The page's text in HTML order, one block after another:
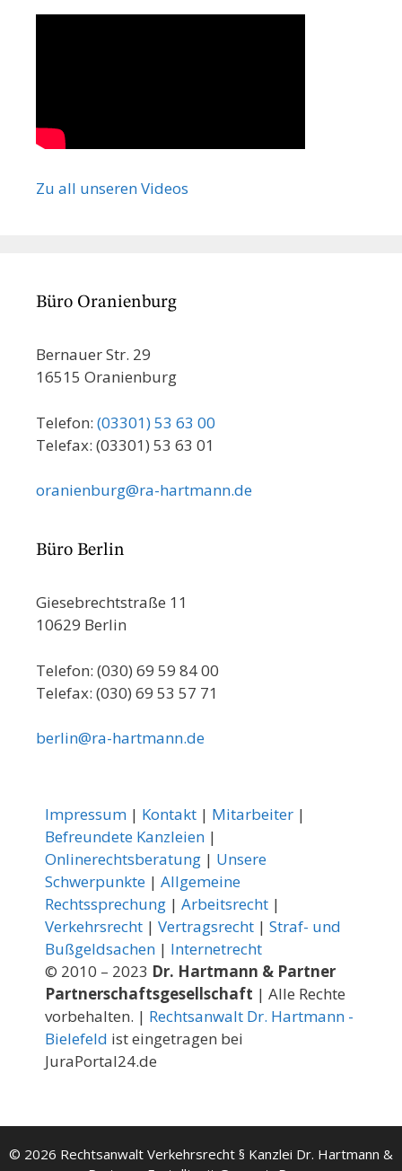
Zu all unseren Videos
Büro Oranienburg
Bernauer Str. 29
16515 Oranienburg
Telefon: (03301) 53 63 00
Telefax: (03301) 53 63 01
oranienburg@ra-hartmann.de
Büro Berlin
Giesebrechtstraße 11
10629 Berlin
Telefon: (030) 69 59 84 00
Telefax: (030) 69 53 57 71
berlin@ra-hartmann.de
Impressum | Kontakt | Mitarbeiter |
Befreundete Kanzleien |
Onlinerechtsberatung | Unsere
Schwerpunkte | Allgemeine
Rechtssprechung | Arbeitsrecht |
Verkehrsrecht | Vertragsrecht | Straf- und
Bußgeldsachen | Internetrecht
© 2010 – 2023 Dr. Hartmann & Partner
Partnerschaftsgesellschaft | Alle Rechte
vorbehalten. | Rechtsanwalt Dr. Hartmann -
Bielefeld ist eingetragen bei
JuraPortal24.de
© 2026 Rechtsanwalt Verkehrsrecht § Kanzlei Dr. Hartmann &